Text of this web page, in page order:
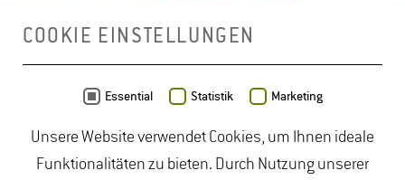
OpenStreetMap- Veröffentlicht unterODbL
duales Studium Gartenbau| Gartenbau Studium|
COOKIE EINSTELLUNGEN
Essential Statistik Marketing
Unsere Website verwendet Cookies, um Ihnen ideale
Funktionalitäten zu bieten. Durch Nutzung unserer